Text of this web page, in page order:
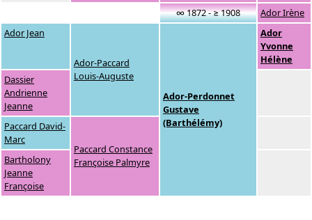
∞ 1872 - ≥ 1908
Ador Irène
Ador Jean
Ador-Paccard
Louis-Auguste
Ador-Perdonnet
Gustave
(Barthélémy)
Ador
Yvonne
Hélène
Dassier
Andrienne
Jeanne
Paccard David-
Marc
Paccard Constance
Françoise Palmyre
Bartholony
Jeanne
Françoise